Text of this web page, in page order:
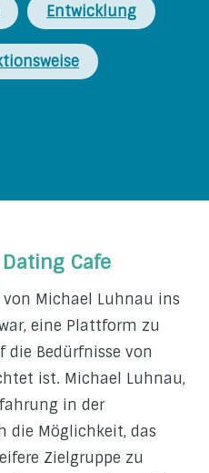
Entwicklung
Cafe
Michael Luhnau ins
eine Plattform zu
die Bedürfnisse von
ist. Michael Luhnau,
in der
die Möglichkeit, das
Zielgruppe zu